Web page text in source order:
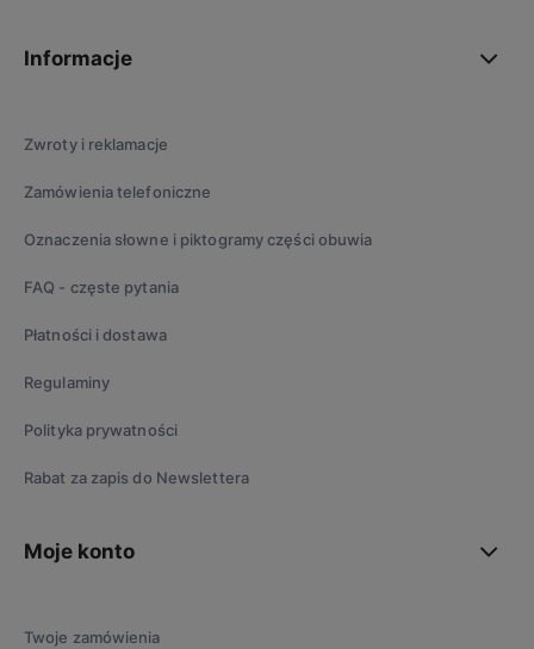
Informacje
Zwroty i reklamacje
Zamówienia telefoniczne
Oznaczenia słowne i piktogramy części obuwia
FAQ - częste pytania
Płatności i dostawa
Regulaminy
Polityka prywatności
Rabat za zapis do Newslettera
Moje konto
Twoje zamówienia